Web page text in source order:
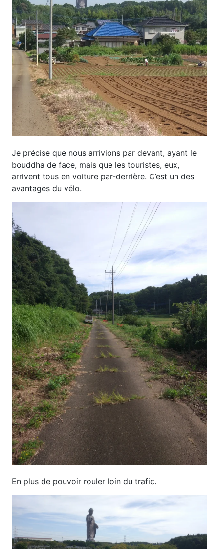
Je précise que nous arrivions par devant, ayant le
bouddha de face, mais que les touristes, eux,
arrivent tous en voiture par-derrière. C’est un des
avantages du vélo.
En plus de pouvoir rouler loin du trafic.